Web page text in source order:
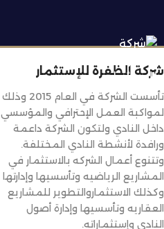
شركة الظفرة للإستثمار
تأسست الشركة في العام 2015 وذلك
لمواكبة العمل الإحترافي والمؤسسي
داخل النادي ولتكون الشركة داعمة
ورافدة لأنشطة النادي المختلفة.
وتتنوع أعمال الشركه بالاستثمار في
المشاريع الرياضيه وتأسسيها وإدارتها
وكذلك الاستثماروالتطوير للمشاريع
العقاريه وتأسسيها وإدارة أصول
النادي وإستثماراته.